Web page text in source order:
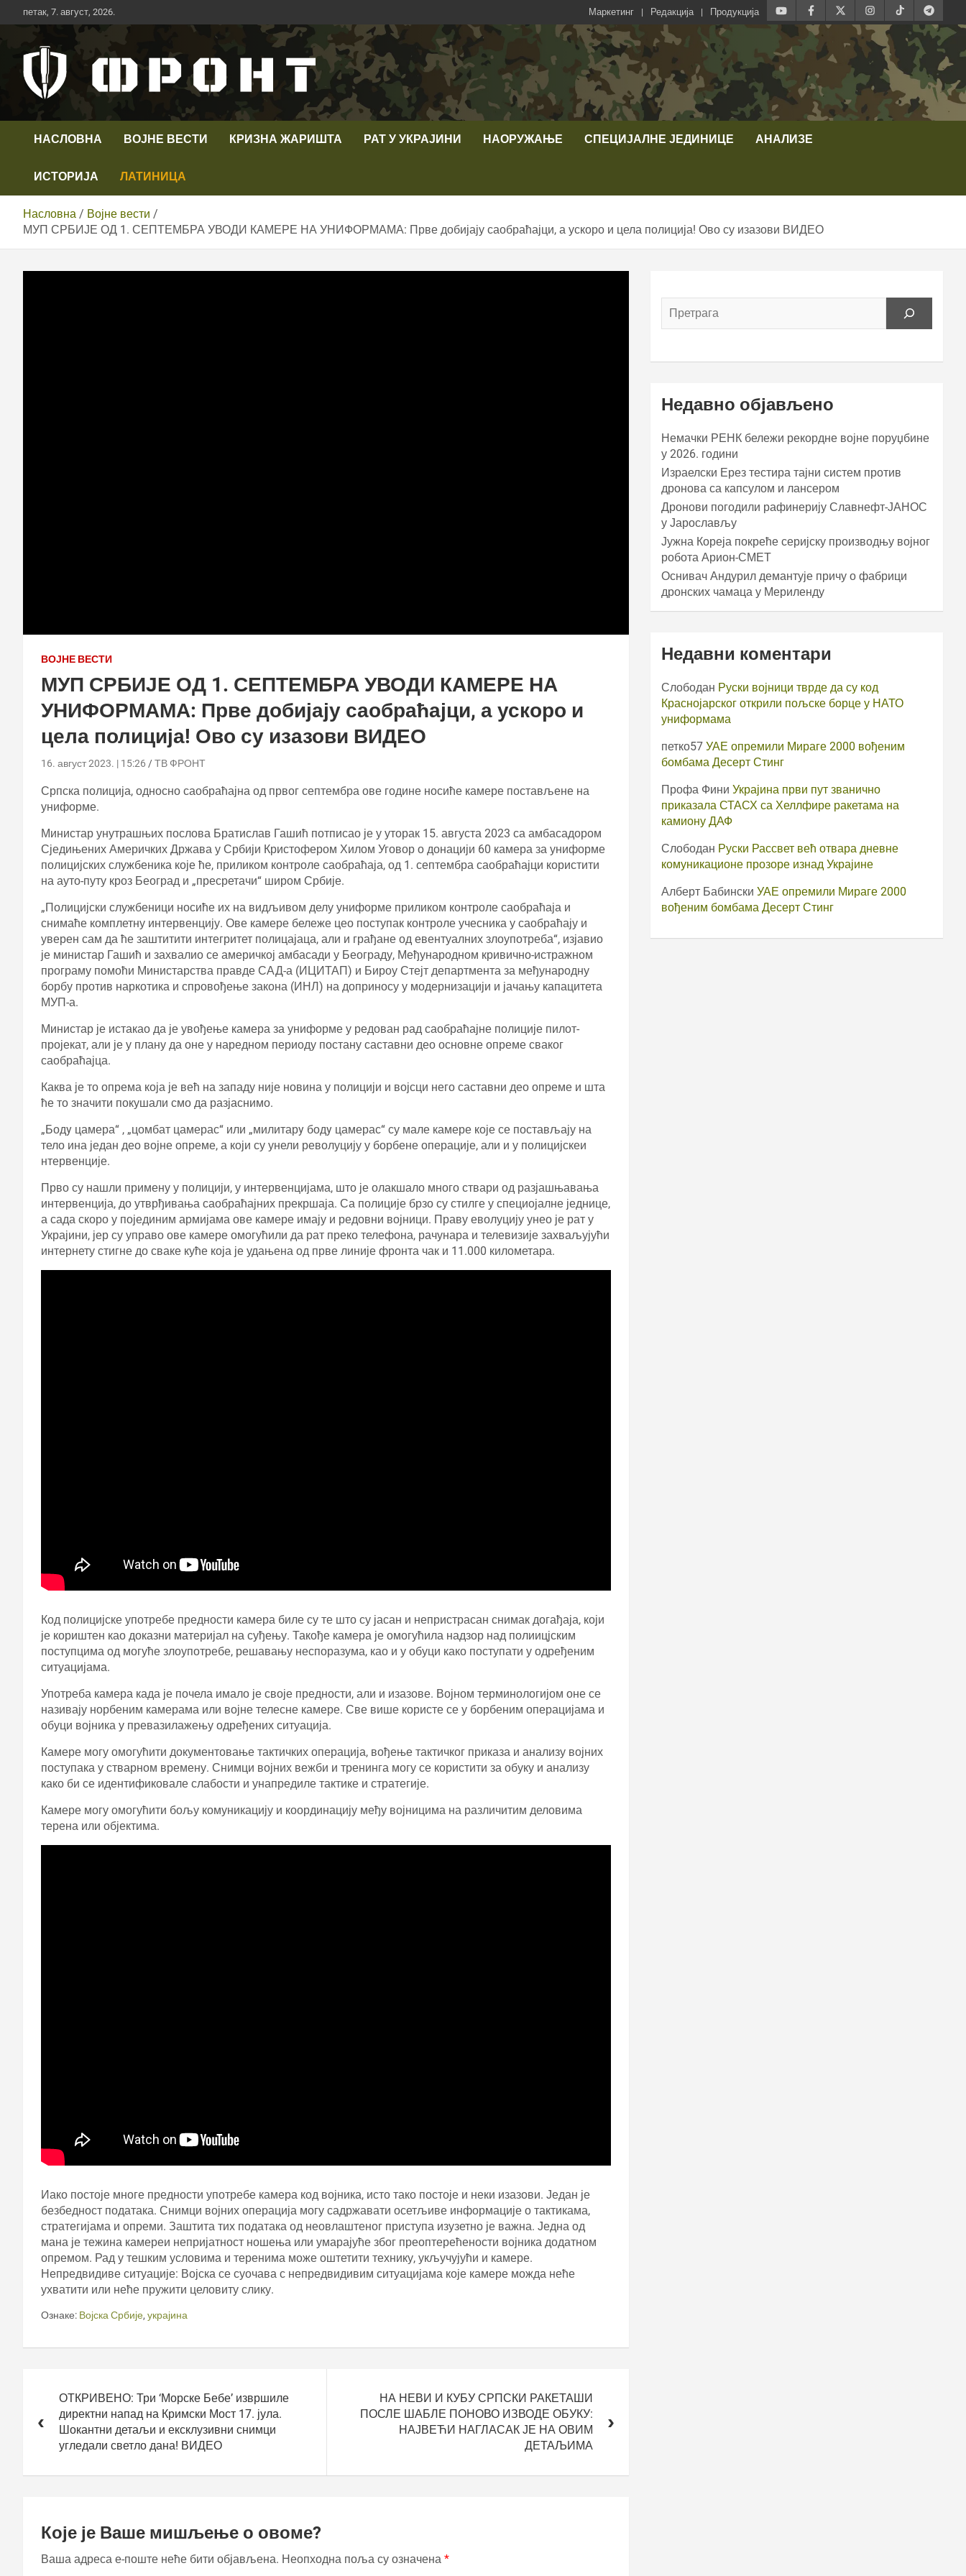
Скип
то
петак, 7. август, 2026. Маркетинг Редакција Продукција
Телевизија ФРОНТ
НАСЛОВНА ВОЈНЕ ВЕСТИ КРИЗНА ЖАРИШТА РАТ У УКРАЈИНИ НАОРУЖАЊЕ СПЕЦИЈАЛНЕ ЈЕДИНИЦЕ АНАЛИЗЕ
ИСТОРИЈА ЛАТИНИЦА
Насловна
Војне вести
МУП СРБИЈЕ ОД 1. СЕПТЕМБРА УВОДИ КАМЕРЕ НА УНИФОРМАМА: Прве добијају саобраћајци, а ускоро и цела полиција! Ово су изазови ВИДЕО
ВОЈНЕ ВЕСТИ
МУП СРБИЈЕ ОД 1. СЕПТЕМБРА УВОДИ КАМЕРЕ НА
УНИФОРМАМА: Прве добијају саобраћајци, а ускоро и
цела полиција! Ово су изазови ВИДЕО
16. август 2023. | 15:26 ТВ ФРОНТ
Српска полиција, односно саобраћајна од првог септембра ове године носиће камере постављене на
униформе.
Министар унутрашњих послова Братислав Гашић потписао је у уторак 15. августа 2023 са амбасадором
Сједињених Америчких Држава у Србији Кристофером Хилом Уговор о донацији 60 камера за униформе
полицијских службеника које ће, приликом контроле саобраћаја, од 1. септембра саобраћајци користити
на ауто-путу кроз Београд и „пресретачи“ широм Србије.
„Полицијски службеници носиће их на видљивом делу униформе приликом контроле саобраћаја и
снимаће комплетну интервенцију. Ове камере бележе цео поступак контроле учесника у саобраћају и
уверен сам да ће заштитити интегритет полицајаца, али и грађане од евентуалних злоупотреба“, изјавио
је министар Гашић и захвалио се америчкој амбасади у Београду, Међународном кривично-истражном
програму помоћи Министарства правде САД-а (ИЦИТАП) и Бироу Стејт департмента за међународну
борбу против наркотика и спровођење закона (ИНЛ) на доприносу у модернизацији и јачању капацитета
МУП-а.
Министар је истакао да је увођење камера за униформе у редован рад саобраћајне полиције пилот-
пројекат, али је у плану да оне у наредном периоду постану саставни део основне опреме сваког
саобраћајца.
Каква је то опрема која је већ на западу није новина у полицији и војсци него саставни део опреме и шта
ће то значити покушали смо да разјаснимо.
„Бодy цамера“ , „цомбат цамерас“ или „милитарy бодy цамерас“ су мале камере које се постављају на
тело ина један део војне опреме, а који су унели револуцију у борбене операције, али и у полицијскеи
нтервенције.
Прво су нашли примену у полицији, у интервенцијама, што је олакшало много ствари од разјашњавања
интервенција, до утврђивања саобраћајних прекршаја. Са полиције брзо су стилге у специојалне једнице,
а сада скоро у појединим армијама ове камере имају и редовни војници. Праву еволуцију унео је рат у
Украјини, јер су управо ове камере омогућили да рат преко телефона, рачунара и телевизије захваљујући
интернету стигне до сваке куће која је удањена од прве линије фронта чак и 11.000 километара.
Код полицијске употребе предности камера биле су те што су јасан и непристрасан снимак догађаја, који
је кориштен као доказни материјал на суђењу. Такође камера је омогућила надзор над полиицјским
поступцима од могуће злоупотребе, решавању неспоразума, као и у обуци како поступати у одређеним
ситуацијама.
Употреба камера када је почела имало је своје предности, али и изазове. Војном терминологијом оне се
називају норбеним камерама или војне телесне камере. Све више користе се у борбеним операцијама и
обуци војника у превазилажењу одређених ситуација.
Камере могу омогућити документовање тактичких операција, вођење тактичког приказа и анализу војних
поступака у стварном времену. Снимци војних вежби и тренинга могу се користити за обуку и анализу
како би се идентификовале слабости и унапредиле тактике и стратегије.
Камере могу омогућити бољу комуникацију и координацију међу војницима на различитим деловима
терена или објектима.
Иако постоје многе предности употребе камера код војника, исто тако постоје и неки изазови. Један је
безбедност података. Снимци војних операција могу садржавати осетљиве информације о тактикама,
стратегијама и опреми. Заштита тих података од неовлаштеног приступа изузетно је важна. Једна од
мана је тежина камереи непријатност ношења или умарајуће због преоптерећености војника додатном
опремом. Рад у тешким условима и теренима може оштетити технику, укључујући и камере.
Непредвидиве ситуације: Војска се суочава с непредвидивим ситуацијама које камере можда неће
ухватити или неће пружити целовиту слику.
Ознаке: Војска Србије, украјина
чланкаОТКРИВЕНО: Три ‘Морске Бебе’ извршиле
директни напад на Кримски Мост 17. јула.
Шокантни детаљи и ексклузивни снимци
угледали светло дана! ВИДЕО
НА НЕВИ И КУБУ СРПСКИ РАКЕТАШИ
ПОСЛЕ ШАБЛЕ ПОНОВО ИЗВОДЕ ОБУКУ:
НАЈВЕЋИ НАГЛАСАК ЈЕ НА ОВИМ
ДЕТАЉИМА
Које је Ваше мишљење о овоме?
Ваша адреса е-поште неће бити објављена. Неопходна поља су означена *
Недавно објављено
Немачки РЕНК бележи рекордне војне поруџбине
у 2026. години
Израелски Ерез тестира тајни систем против
дронова са капсулом и лансером
Дронови погодили рафинерију Славнефт-ЈАНОС
у Јарослављу
Јужна Кореја покреће серијску производњу војног
робота Арион-СМЕТ
Оснивач Андурил демантује причу о фабрици
дронских чамаца у Мериленду
Недавни коментари
Слободан Руски војници тврде да су код
Краснојарског открили пољске борце у НАТО
униформама
петко57 УАЕ опремили Мираге 2000 вођеним
бомбама Десерт Стинг
Профа Фини Украјина први пут званично
приказала СТАСХ са Хеллфире ракетама на
камиону ДАФ
Слободан Руски Рассвет већ отвара дневне
комуникационе прозоре изнад Украјине
Алберт Бабински УАЕ опремили Мираге 2000
вођеним бомбама Десерт Стинг